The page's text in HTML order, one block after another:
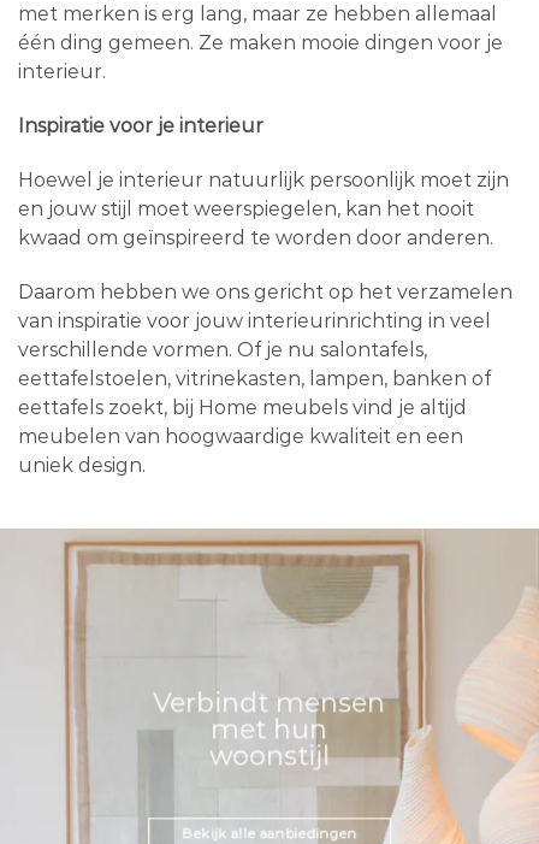
met merken is erg lang, maar ze hebben allemaal
één ding gemeen. Ze maken mooie dingen voor je
interieur.
Inspiratie voor je interieur
Hoewel je interieur natuurlijk persoonlijk moet zijn
en jouw stijl moet weerspiegelen, kan het nooit
kwaad om geïnspireerd te worden door anderen.
Daarom hebben we ons gericht op het verzamelen
van inspiratie voor jouw interieurinrichting in veel
verschillende vormen. Of je nu salontafels,
eettafelstoelen, vitrinekasten, lampen, banken of
eettafels zoekt, bij Home meubels vind je altijd
meubelen van hoogwaardige kwaliteit en een
uniek design.
Verbindt mensen
met hun
woonstijl
Bekijk alle aanbiedingen